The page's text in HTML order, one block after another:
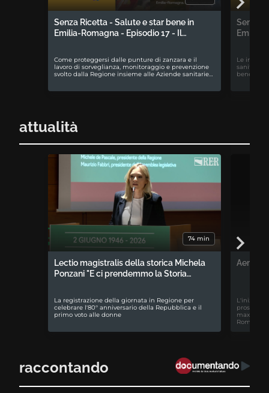
Senza Ricetta - Salute e star bene in
Emilia-Romagna - Episodio 17 - Il…
Come proteggersi dalle punture di zanzara e il
lavoro di sorveglianza, monitoraggio e prevenzione
svolto dalla Regione insieme alle Aziende sanitarie…
Senza
Emilia-
Le
sanitari
attualità
74 min
Lectio magistralis della storica Michela
Ponzani "E ci prendemmo la Storia…
La registrazione della giornata in Regione per
celebrare l'80° anniversario della Repubblica e il
primo voto alle donne
Aemilia
Romagna
raccontando